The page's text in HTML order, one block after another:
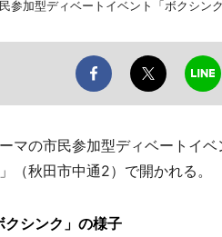
参加型ディベートイベント「ボクシン
マの市民参加型ディベートイ
（秋田市中通2）で開かれる。
シンク」の様子